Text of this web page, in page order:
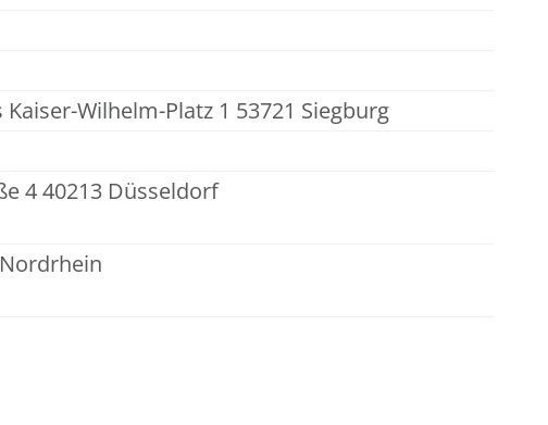
Wilhelm-Platz 1 53721 Siegburg
4 40213 Düsseldorf